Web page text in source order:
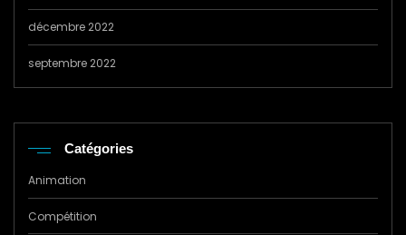
décembre 2022
septembre 2022
Catégories
Animation
Compétition